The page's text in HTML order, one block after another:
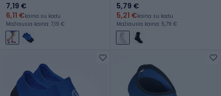
7,19 €
6,11 €kaina su kodu
Mažiausia kaina: 7,19 €
5,79 €
5,21 €kaina su kodu
Mažiausia kaina: 5,79 €